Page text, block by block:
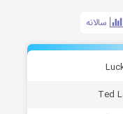
سالانه